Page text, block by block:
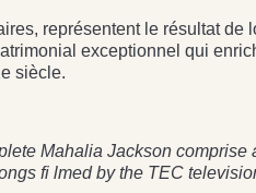
représentent le résultat de
exceptionnel qui
siècle.
Mahalia Jackson comprise
fi lmed by the TEC